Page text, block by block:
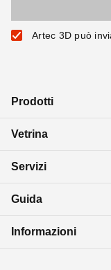
Artec 3D può
Prodotti
Vetrina
Servizi
Guida
Informazioni